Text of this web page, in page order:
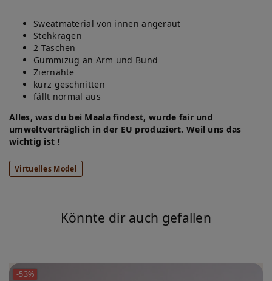
Sweatmaterial von innen angeraut
Stehkragen
2 Taschen
Gummizug an Arm und Bund
Ziernähte
kurz geschnitten
fällt normal aus
Alles, was du bei Maala findest, wurde fair und
umweltverträglich in der EU produziert. Weil uns das
wichtig ist !
Virtuelles Model
Könnte dir auch gefallen
-53%